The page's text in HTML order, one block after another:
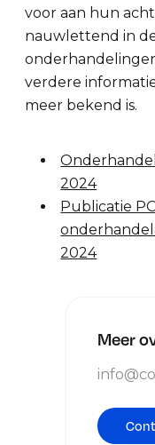
voor aan hun
nauwlettend in
verdere
meer bekend is.
2024
Publicatie
2024
Meer